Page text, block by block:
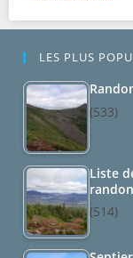
LES PLUS
(533)
Liste
(514)